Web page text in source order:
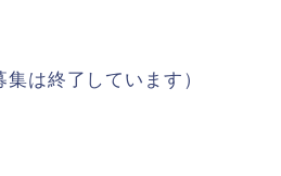
集は終了しています）